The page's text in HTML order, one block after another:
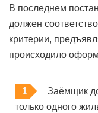
В последнем
должен
критерии,
происходило
Заёмщик
только одного